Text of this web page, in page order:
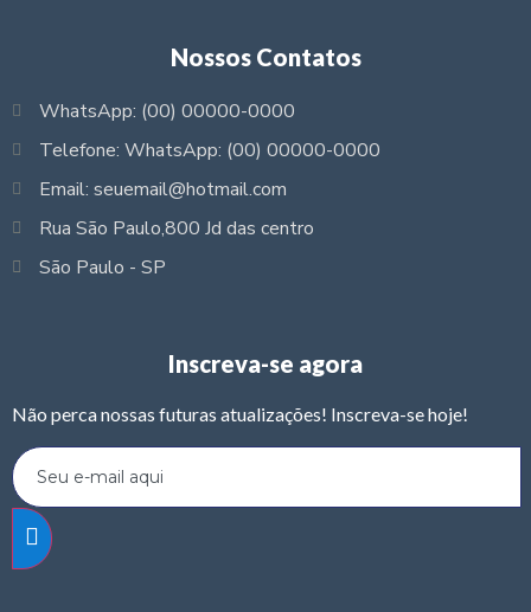
Nossos Contatos
WhatsApp: (00) 00000-0000
Telefone: WhatsApp: (00) 00000-0000
Email: seuemail@hotmail.com
Rua São Paulo,800 Jd das centro
São Paulo - SP
Inscreva-se agora
Não perca nossas futuras atualizações! Inscreva-se hoje!